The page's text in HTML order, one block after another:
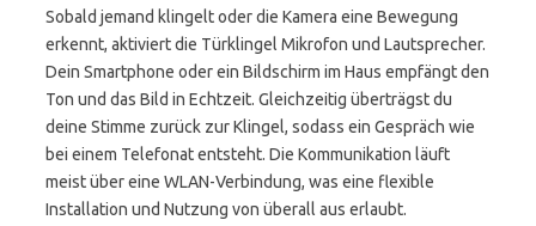
Sobald jemand klingelt oder die Kamera eine Bewegung
erkennt, aktiviert die Türklingel Mikrofon und Lautsprecher.
Dein Smartphone oder ein Bildschirm im Haus empfängt den
Ton und das Bild in Echtzeit. Gleichzeitig überträgst du
deine Stimme zurück zur Klingel, sodass ein Gespräch wie
bei einem Telefonat entsteht. Die Kommunikation läuft
meist über eine WLAN-Verbindung, was eine flexible
Installation und Nutzung von überall aus erlaubt.